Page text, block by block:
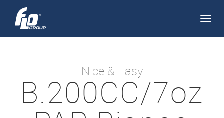
Nice & Easy
B.200CC/7oz